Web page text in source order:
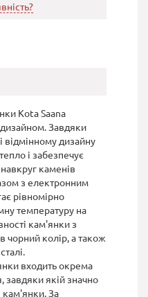
Kota Saana
дизайном. Завдяки
відмінному дизайну
і забезпечує
каменів
з електронним
рівномірно
температуру на
кам'янки з
колір, а також
входить окрема
завдяки якій значно
кам'янки. За